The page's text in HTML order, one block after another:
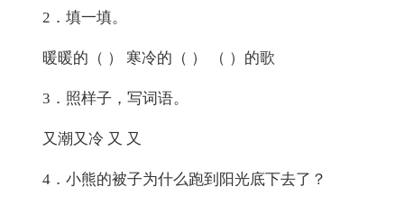
2．填一填。
暖暖的（ ） 寒冷的（ ） （ ）的歌
3．照样子，写词语。
又潮又冷 又 又
4．小熊的被子为什么跑到阳光底下去了？